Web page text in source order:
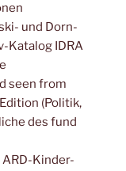
und Dorn-
Katalog IDRA
seen from
(Politik,
des fund
Kinder-